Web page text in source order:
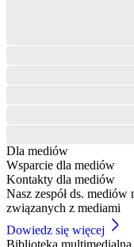
Dla mediów
Wsparcie dla mediów
Kontakty dla mediów
Nasz zespół ds.
związanych z mediami
Dowiedz się więcej
Biblioteka multimedialna